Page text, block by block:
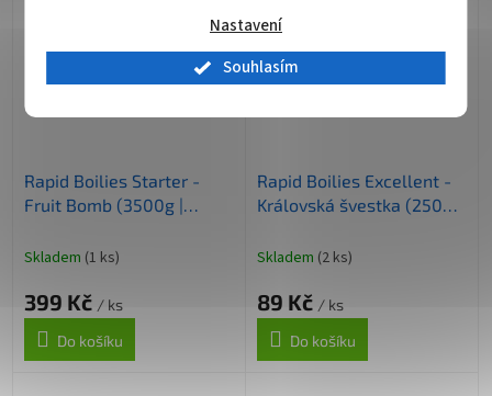
Nastavení
Souhlasím
Rapid Boilies Starter -
Fruit Bomb (3500g |
Skladem (1 ks)
399 Kč / ks
Do košíku
Rapid Boilies Excellent -
Královská švestka (250g |
Skladem (2 ks)
89 Kč / ks
Do košíku